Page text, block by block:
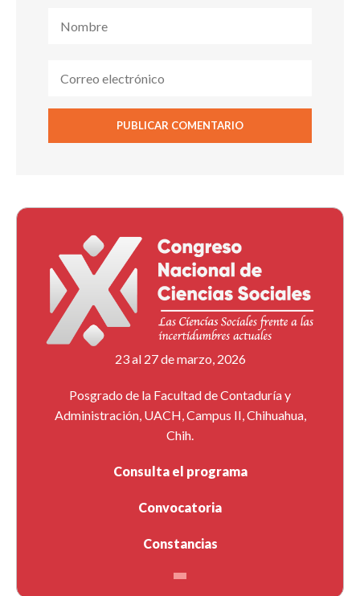
23 al 27 de marzo, 2026
Posgrado de la Facultad de Contaduría y
Administración, UACH, Campus II, Chihuahua,
Chih.
Consulta el programa
Convocatoria
Constancias